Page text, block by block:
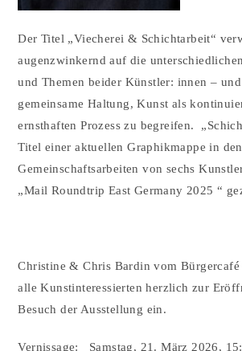
Der Titel „Viecherei & Schichtarbeit“
augenzwinkernd auf die
und Themen beider Künstler: innen –
gemeinsame Haltung, Kunst als
ernsthaften Prozess zu begreifen.
Titel einer aktuellen Graphikmappe in den
Gemeinschaftsarbeiten von sechs
„Mail Roundtrip East Germany 2025 “
Christine & Chris Bardin vom Bürgercafé
alle Kunstinteressierten herzlich zur
Besuch der Ausstellung ein.
Vernissage: Samstag, 21. März 2026,